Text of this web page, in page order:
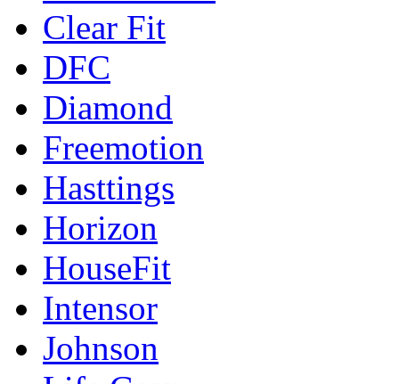
Clear Fit
DFC
Diamond
Freemotion
Hasttings
Horizon
HouseFit
Intensor
Johnson